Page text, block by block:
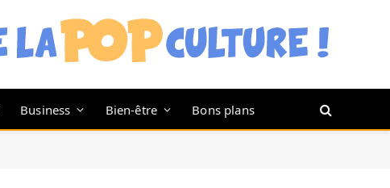
Business Bien-être Bons plans